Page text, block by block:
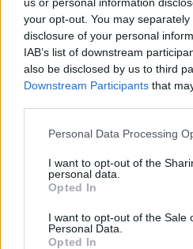
your opt-out. You may
disclosure of your personal
IAB’s list of downstream
also be disclosed by us to third
Downstream Participants that
Personal Data Processing
I want to opt-out of the
personal data.
Opted In
I want to opt-out of the Sale
Personal Data.
Opted In